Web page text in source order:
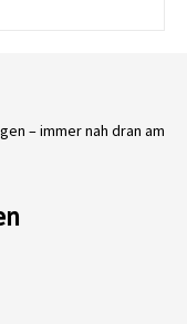
– immer nah dran am